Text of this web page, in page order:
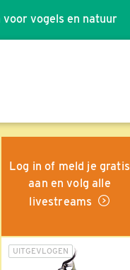
voor vogels en natuur
Log in of meld je gratis
aan en volg alle
livestreams
UITGEVLOGEN